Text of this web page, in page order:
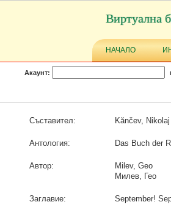
Виртуална
НАЧАЛО
Акаунт:
Съставител: Kănčev, Nikolaj
Антология: Das Buch der
Автор:
Milev, Geo
Милев, Гео
Заглавие: September!